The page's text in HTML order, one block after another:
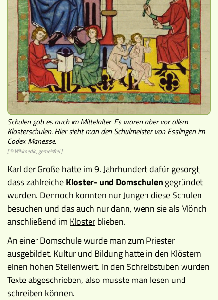
Schulen gab es auch im Mittelalter. Es waren aber vor allem
Klosterschulen. Hier sieht man den Schulmeister von Esslingen im
Codex Manesse.
[ © Wikimedia, gemeinfrei ]
Karl der Große hatte im 9. Jahrhundert dafür gesorgt,
dass zahlreicheKloster- und Domschulen gegründet
wurden. Dennoch konnten nur Jungen diese Schulen
besuchen und das auch nur dann, wenn sie als Mönch
anschließend im Klosterblieben.
An einer Domschule wurde man zum Priester
ausgebildet. Kultur und Bildung hatte in den Klöstern
einen hohen Stellenwert. In den Schreibstuben wurden
Texte abgeschrieben, also musste man lesen und
schreiben können.